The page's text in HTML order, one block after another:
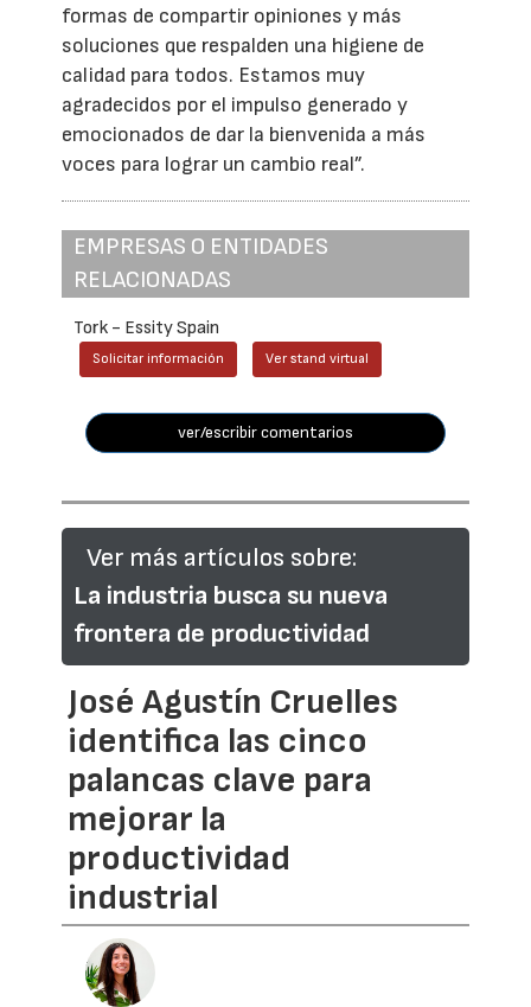
formas de compartir opiniones y más
soluciones que respalden una higiene de
calidad para todos. Estamos muy
agradecidos por el impulso generado y
emocionados de dar la bienvenida a más
voces para lograr un cambio real”.
EMPRESAS O ENTIDADES
RELACIONADAS
Tork - Essity Spain
Solicitar información Ver stand virtual
ver/escribir comentarios
Ver más artículos sobre:
La industria busca su nueva
frontera de productividad
José Agustín Cruelles
identifica las cinco
palancas clave para
mejorar la
productividad
industrial